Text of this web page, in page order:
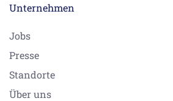
Unternehmen
Jobs
Presse
Standorte
Über uns